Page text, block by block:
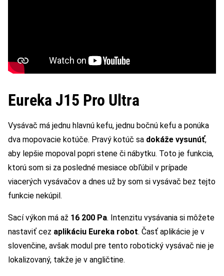
Eureka J15 Pro Ultra
Vysávač má jednu hlavnú kefu, jednu bočnú kefu a ponúka
dva mopovacie kotúče. Pravý kotúč sa dokáže vysunúť,
aby lepšie mopoval popri stene či nábytku. Toto je funkcia,
ktorú som si za posledné mesiace obľúbil v prípade
viacerých vysávačov a dnes už by som si vysávač bez tejto
funkcie nekúpil.
Sací výkon má až 16 200 Pa. Intenzitu vysávania si môžete
nastaviť cez aplikáciu Eureka robot. Časť aplikácie je v
slovenčine, avšak modul pre tento robotický vysávač nie je
lokalizovaný, takže je v angličtine.